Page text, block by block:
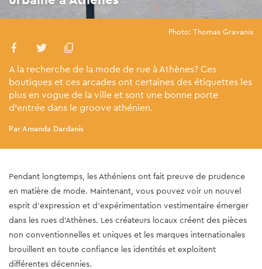
Photo: Thomas Gravanis
A la recherche de la mode de rue à Athènes? Ces
boutiques et ces arcades ont certaines des étiquettes les
plus en vogue de la ville et sont une bonne porte
d'entrée dans le groove athénien.
Par Amanda Dardanis
Pendant longtemps, les Athéniens ont fait preuve de prudence
en matière de mode. Maintenant, vous pouvez voir un nouvel
esprit d'expression et d'expérimentation vestimentaire émerger
dans les rues d'Athènes. Les créateurs locaux créent des pièces
non conventionnelles et uniques et les marques internationales
brouillent en toute confiance les identités et exploitent
différentes décennies.